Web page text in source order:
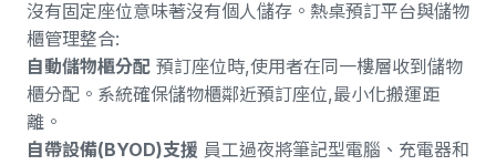
沒有固定座位意味著沒有個人儲存。熱桌預訂平台與儲物
櫃管理整合:
自動儲物櫃分配 預訂座位時,使用者在同一樓層收到儲物
櫃分配。系統確保儲物櫃鄰近預訂座位,最小化搬運距
離。
自帶設備(BYOD)支援 員工過夜將筆記型電腦、充電器和